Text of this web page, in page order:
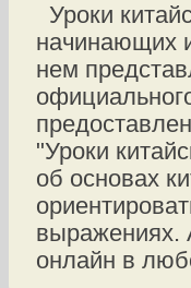
Уроки
начинающих
нем
"Уроки
об основах
выражениях.
онлайн в